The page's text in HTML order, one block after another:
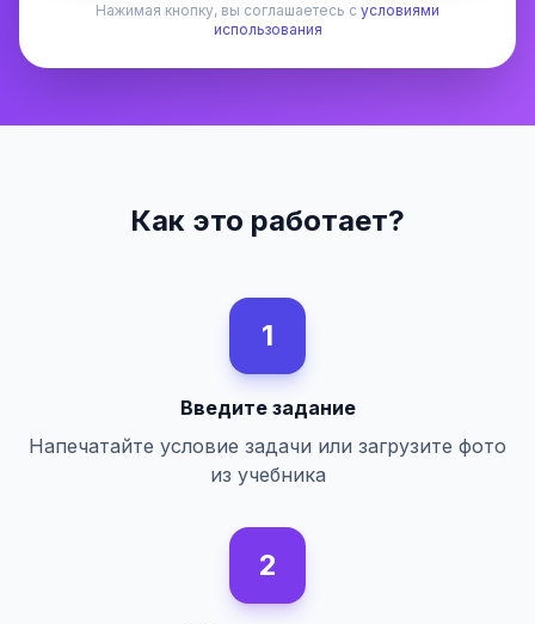
Нажимая кнопку, вы соглашаетесь с условиями
использования
Как это работает?
1
Введите задание
Напечатайте условие задачи или загрузите фото
из учебника
2